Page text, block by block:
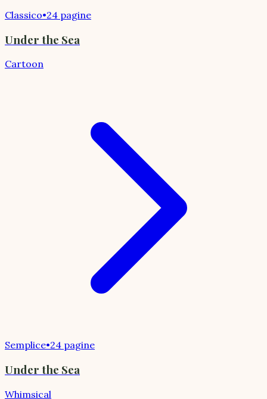
Classico•24 pagine
Under the Sea
Cartoon
Semplice•24 pagine
Under the Sea
Whimsical